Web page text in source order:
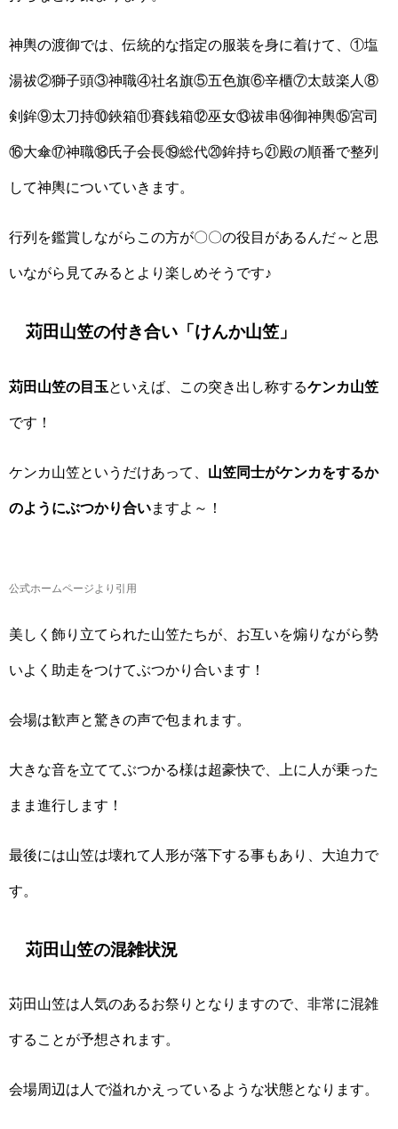
神輿の渡御では、伝統的な指定の服装を身に着けて、①塩
湯祓②獅子頭③神職④社名旗⑤五色旗⑥辛櫃⑦太鼓楽人⑧
剣鉾⑨太刀持⑩鋏箱⑪賽銭箱⑫巫女⑬祓串⑭御神輿⑮宮司
⑯大傘⑰神職⑱氏子会長⑲総代⑳鉾持ち㉑殿の順番で整列
して神輿についていきます。
行列を鑑賞しながらこの方が〇〇の役目があるんだ～と思
いながら見てみるとより楽しめそうです♪
苅田山笠の付き合い「けんか山笠」
苅田山笠の目玉 といえば、この突き出し称するケンカ山笠
です！
ケンカ山笠というだけあって、 山笠同士がケンカをするか
のようにぶつかり合いますよ～！
公式ホームページより引用
美しく飾り立てられた山笠たちが、お互いを煽りながら勢
いよく助走をつけてぶつかり合います！
会場は歓声と驚きの声で包まれます。
大きな音を立ててぶつかる様は超豪快で、上に人が乗った
まま進行します！
最後には山笠は壊れて人形が落下する事もあり、大迫力で
す。
苅田山笠の混雑状況
苅田山笠は人気のあるお祭りとなりますので、非常に混雑
することが予想されます。
会場周辺は人で溢れかえっているような状態となります。